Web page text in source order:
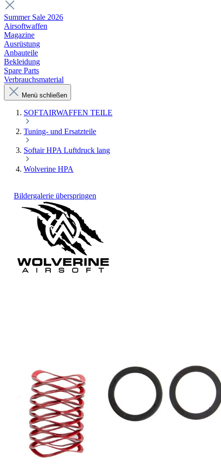
Summer Sale 2026
Airsoftwaffen
Magazine
Ausrüstung
Anbauteile
Bekleidung
Spare Parts
Verbrauchsmaterial
Menü schließen
SOFTAIRWAFFEN TEILE
Tuning- und Ersatzteile
Softair HPA Luftdruck lang
Wolverine HPA
Bildergalerie überspringen